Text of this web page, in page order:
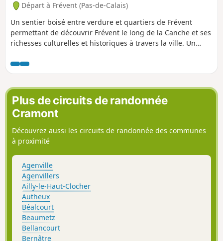
Départ à Frévent (Pas-de-Calais)
Un sentier boisé entre verdure et quartiers de Frévent
permettant de découvrir Frévent le long de la Canche et ses
richesses culturelles et historiques à travers la ville. Un
Plus de circuits de randonnée
Cramont
Découvrez aussi les circuits de randonnée des communes
à proximité
Agenville
Agenvillers
Ailly-le-Haut-Clocher
Autheux
Béalcourt
Beaumetz
Bellancourt
Bernâtre